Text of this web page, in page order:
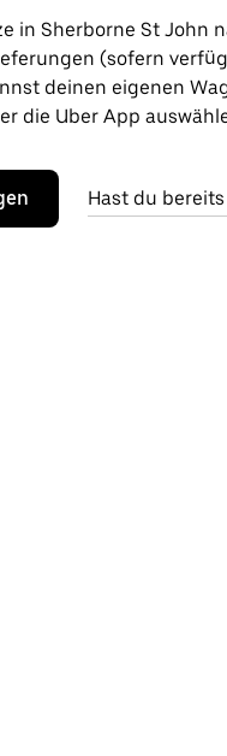
in Sherborne St John
(sofern
deinen eigenen
die Uber App
Hast du